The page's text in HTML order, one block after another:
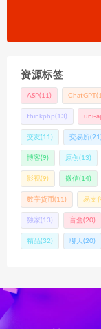
资源标签
ASP(11) ChatGPT
thinkphp(13) uni-
交友(11) 交易所
博客(9) 原创 (13)
影视(9) 微信(14)
数字货币(11) 易支
独家(13) 盲盒(20)
精品(32) 聊天(20)